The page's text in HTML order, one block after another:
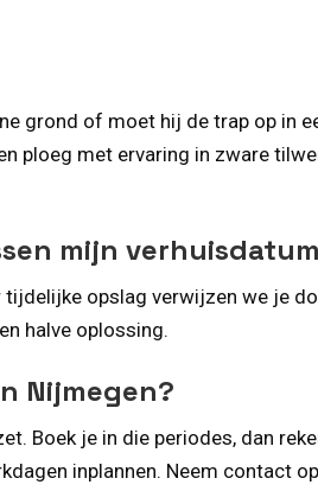
grond of moet hij de trap op in
ploeg met ervaring in zware
mijn
opslag verwijzen we je
halve oplossing.
Nijmegen?
Boek je in die periodes, dan
inplannen. Neem contact